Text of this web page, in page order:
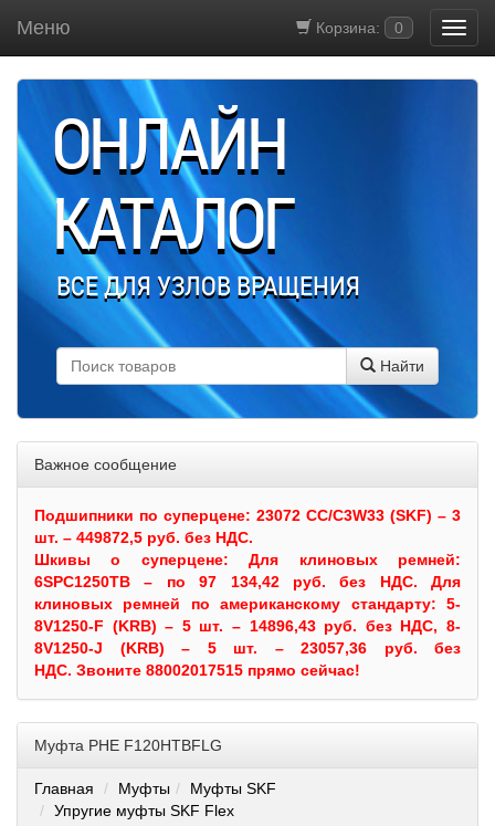
Корзина: 0
Меню
ОНЛАЙН
КАТАЛОГ
ВСЕ ДЛЯ УЗЛОВ ВРАЩЕНИЯ
Найти
Важное сообщение
Подшипники по суперцене: 23072 CC/C3W33 (SKF) – 3
шт. – 449872,5 руб. без НДС.
Шкивыо суперцене:Для клиновых ремней:
6SPC1250TB – по 97 134,42 руб. без НДС. Для
клиновых ремней по американскому стандарту: 5-
8V1250-F (KRB) – 5 шт. – 14896,43 руб. без НДС, 8-
8V1250-J (KRB) – 5 шт. – 23057,36 руб. без
НДС. Звоните 88002017515 прямо сейчас!
Муфта PHE F120HTBFLG
Главная Муфты
Муфты SKF
Упругие муфты SKF Flex